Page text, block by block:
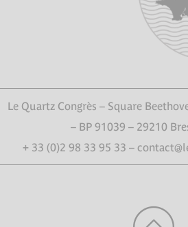
Le Quartz Congrès – Square
– BP 91039 – 29210
+ 33 (0)2 98 33 95 33 –